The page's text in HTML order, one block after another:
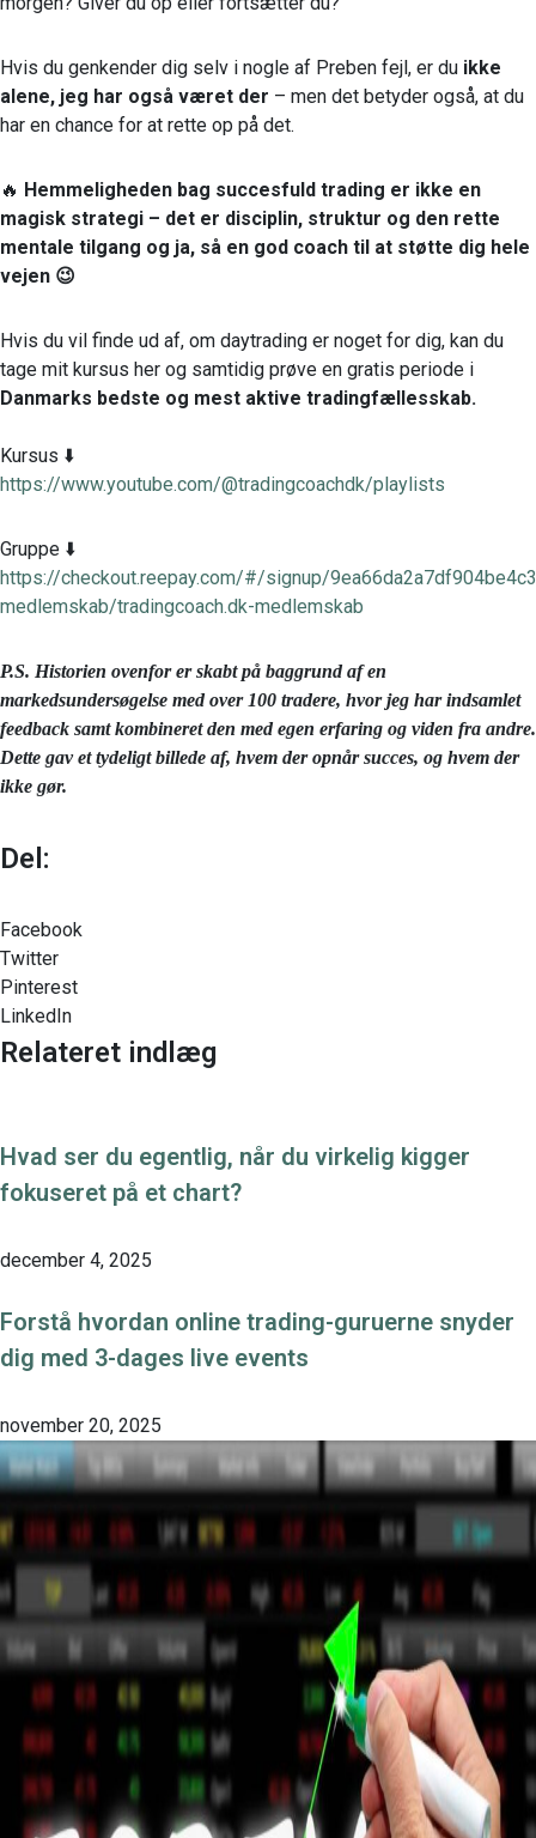
Hvis du genkender dig selv i nogle af Preben fejl, er du ikke
alene, jeg har også været der – men det betyder også, at du
har en chance for at rette op på det.
🔥 Hemmeligheden bag succesfuld trading er ikke en
magisk strategi – det er disciplin, struktur og den rette
mentale tilgang og ja, så en god coach til at støtte dig hele
vejen 😉
Hvis du vil finde ud af, om daytrading er noget for dig, kan du
tage mit kursus her og samtidig prøve en gratis periode i
Danmarks bedste og mest aktive tradingfællesskab.
Kursus ⬇️
https://www.youtube.com/@tradingcoachdk/playlists
Gruppe ⬇️
https://checkout.reepay.com/#/signup/
medlemskab/tradingcoach.dk-medlemskab
P.S. Historien ovenfor er skabt på baggrund af en
markedsundersøgelse med over 100 tradere, hvor jeg har indsamlet
feedback samt kombineret den med egen erfaring og viden fra andre.
Dette gav et tydeligt billede af, hvem der opnår succes, og hvem der
ikke gør.
Del:
Facebook
Twitter
Pinterest
LinkedIn
Relateret indlæg
Hvad ser du egentlig, når du virkelig kigger
fokuseret på et chart?
december 4, 2025
Forstå hvordan online trading-guruerne snyder
dig med 3-dages live events
november 20, 2025